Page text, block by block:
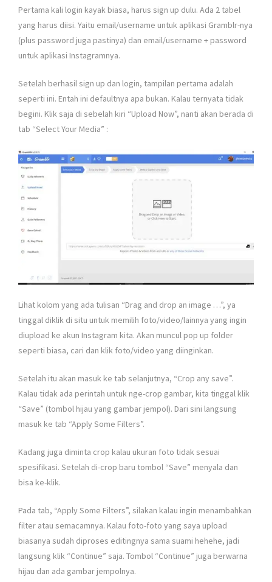
Pertama kali login kayak biasa, harus sign up dulu. Ada 2 tabel
yang harus diisi. Yaitu email/username untuk aplikasi Gramblr-nya
(plus password juga pastinya) dan email/username + password
untuk aplikasi Instagramnya.
Setelah berhasil sign up dan login, tampilan pertama adalah
seperti ini. Entah ini defaultnya apa bukan. Kalau ternyata tidak
begini. Klik saja di sebelah kiri “Upload Now”, nanti akan berada di
tab “Select Your Media” :
Lihat kolom yang ada tulisan “Drag and drop an image …”, ya
tinggal diklik di situ untuk memilih foto/video/lainnya yang ingin
diupload ke akun Instagram kita. Akan muncul pop up folder
seperti biasa, cari dan klik foto/video yang diinginkan.
Setelah itu akan masuk ke tab selanjutnya, “Crop any save”.
Kalau tidak ada perintah untuk nge-crop gambar, kita tinggal klik
“Save” (tombol hijau yang gambar jempol). Dari sini langsung
masuk ke tab “Apply Some Filters”.
Kadang juga diminta crop kalau ukuran foto tidak sesuai
spesifikasi. Setelah di-crop baru tombol “Save” menyala dan
bisa ke-klik.
Pada tab, “Apply Some Filters”, silakan kalau ingin menambahkan
filter atau semacamnya. Kalau foto-foto yang saya upload
biasanya sudah diproses editingnya sama suami hehehe, jadi
langsung klik “Continue” saja. Tombol “Continue” juga berwarna
hijau dan ada gambar jempolnya.